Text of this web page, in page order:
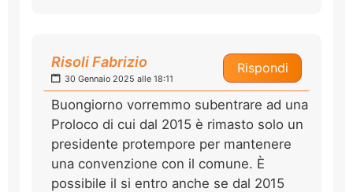
Rispondi
Risoli Fabrizio
30 Gennaio 2025 alle 18:11
Buongiorno vorremmo subentrare ad una
Proloco di cui dal 2015 è rimasto solo un
presidente protempore per mantenere
una convenzione con il comune. È
possibile il si entro anche se dal 2015